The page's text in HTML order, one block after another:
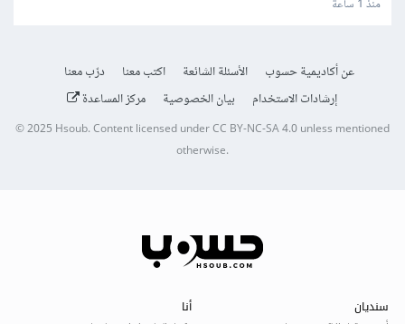
Automation - API Gateway
منذ 1 ساعة
عن أكاديمية حسوب الأسئلة الشائعة اكتب معنا
درّب معنا
إرشادات الاستخدام
بيان الخصوصية مركز المساعدة
© 2025 Hsoub.Content licensed underCC BY-NC-SA 4.0unless mentioned
otherwise.